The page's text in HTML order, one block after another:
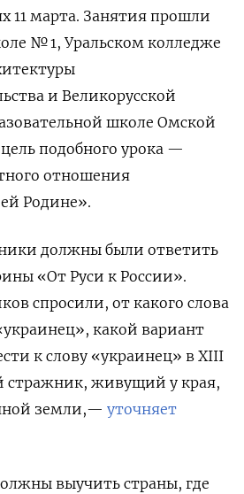
11 марта. Занятия прошли
№ 1, Уральском колледже
и Великорусской
школе Омской
подобного урока —
отношения
Родине».
должны были ответить
«От Руси к России».
спросили, от какого слова
какой вариант
к слову «украинец» в XIII
стражник, живущий у края,
земли,— уточняет
выучить страны, где